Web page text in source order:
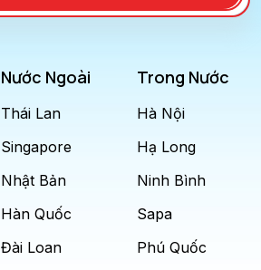
Nước Ngoài
Thái Lan
Singapore
Nhật Bản
Hàn Quốc
Đài Loan
Trong Nước
Hà Nội
Hạ Long
Ninh Bình
Sapa
Phú Quốc